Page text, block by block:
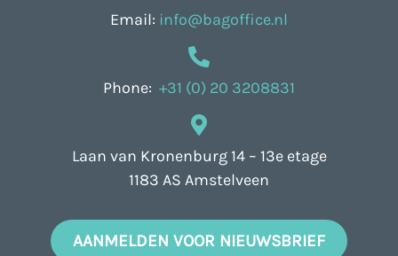
Email: info@bagoffice.nl
Phone: +31 (0) 20 3208831
Laan van Kronenburg 14 – 13e etage
1183 AS Amstelveen
AANMELDEN VOOR NIEUWSBRIEF